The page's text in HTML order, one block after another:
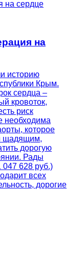
на
историю
Крым.
сердца –
кровоток,
риск
необходима
которое
щадящим,
дорогую
Рады
628 руб.)
всех
дорогие